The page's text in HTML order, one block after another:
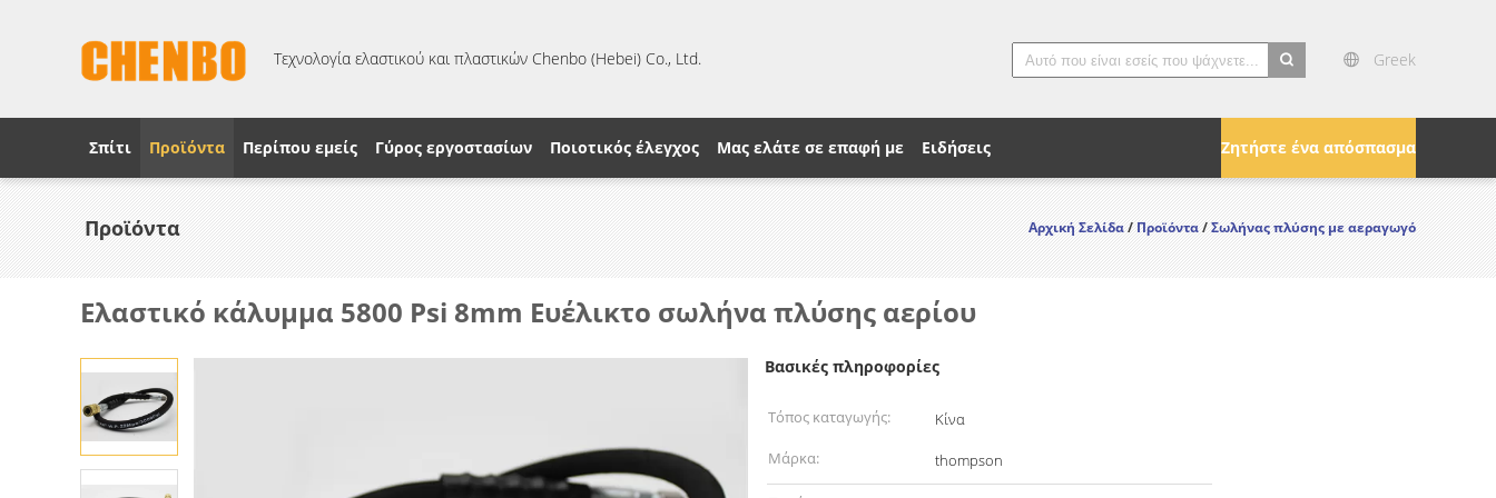
Τεχνολογία ελαστικού και πλαστικών Chenbo (Hebei) Co., Ltd.
Greek
Ζητήστε ένα απόσπασμα
Σπίτι Προϊόντα Περίπου εμείς Γύρος εργοστασίων Ποιοτικός έλεγχος Μας ελάτε σε επαφή με Ειδήσεις
Προϊόντα Αρχική Σελίδα/Προϊόντα/Σωλήνας πλύσης με αεραγωγό
Ελαστικό κάλυμμα 5800 Psi 8mm Ευέλικτο σωλήνα πλύσης αερίου
Βασικές πληροφορίες
Τόπος καταγωγής:
Κίνα
Μάρκα:
thompson